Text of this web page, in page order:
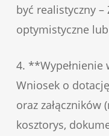
być realistyczny –
optymistyczne
4. **Wypełnienie
Wniosek o
oraz załączników
kosztorys,